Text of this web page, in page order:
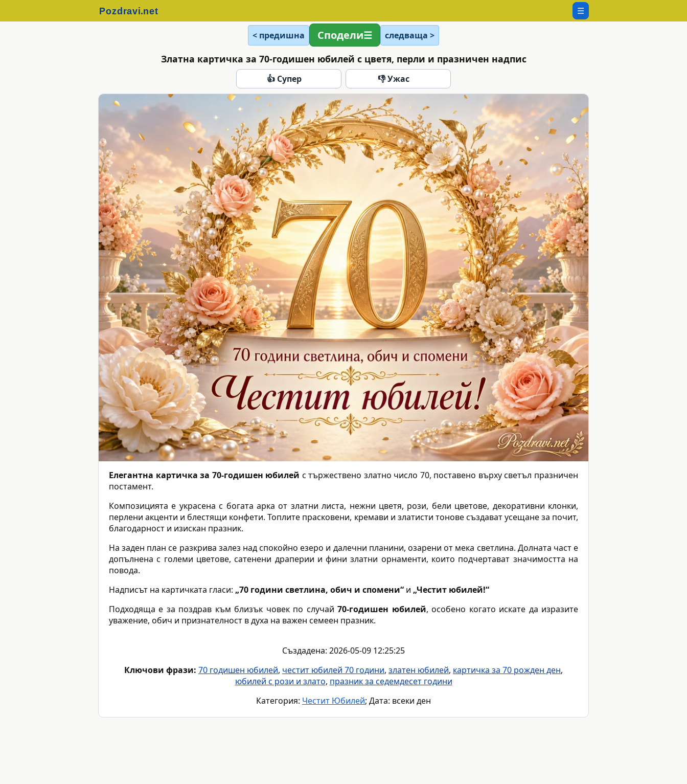
☰
< предишна Сподели следваща >
Златна картичка за 70-годишен юбилей с цветя, перли и празничен надпис
👍 Супер 👎 Ужас
Елегантна картичка за 70-годишен юбилей с тържествено златно число 70, поставено върху светъл празничен
постамент.
Композицията е украсена с богата арка от златни листа, нежни цветя, рози, бели цветове, декоративни клонки,
перлени акценти и блестящи конфети. Топлите прасковени, кремави и златисти тонове създават усещане за почит,
благодарност и изискан празник.
На заден план се разкрива залез над спокойно езеро и далечни планини, озарени от мека светлина. Долната част е
допълнена с големи цветове, сатенени драперии и фини златни орнаменти, които подчертават значимостта на
повода.
Надписът на картичката гласи: „70 години светлина, обич и спомени“ и „Честит юбилей!“
Подходяща е за поздрав към близък човек по случай70-годишен юбилей, особено когато искате да изразите
уважение, обич и признателност в духа на важен семеен празник.
Създадена: 2026-05-09 12:25:25
Ключови фрази: 70 годишен юбилей, честит юбилей 70 години, златен юбилей, картичка за 70 рожден ден,
юбилей с рози и злато, празник за седемдесет години
Категория: Честит Юбилей; Дата: всеки ден